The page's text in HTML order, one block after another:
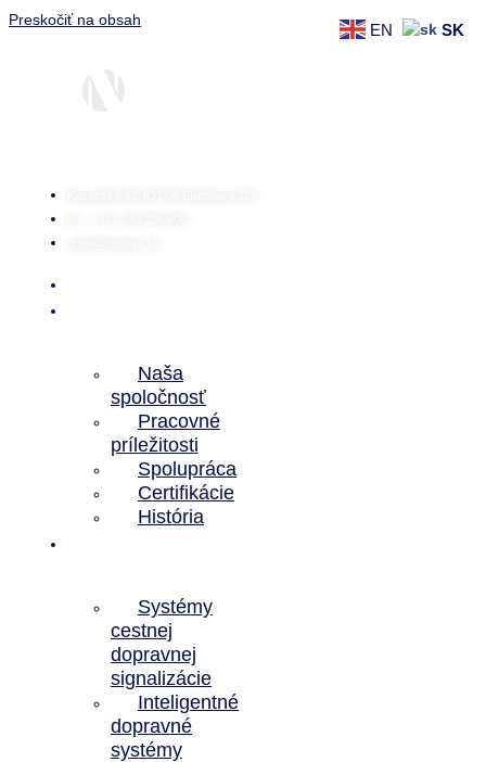
Preskočiť na obsah
Naša
spoločnosť
Pracovné
príležitosti
Spolupráca
Certifikácie
História
Systémy
cestnej
dopravnej
signalizácie
Inteligentné
dopravné
systémy
EN SK